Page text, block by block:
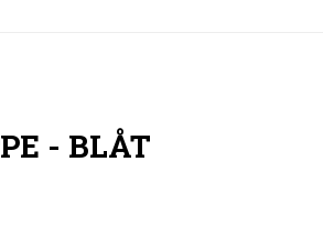
- BLÅT